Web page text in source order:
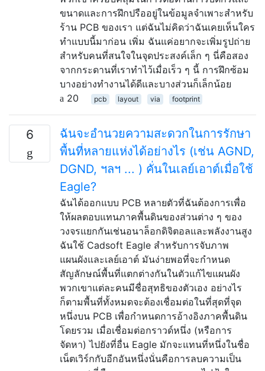
ขนาดและการฝึกปรืออยู่ในข้อมูลจำเพาะสำหรับ
ร้าน PCB ของเรา แต่ฉันไม่คิดว่าฉันเคยเห็นใคร
ทำแบบนี้มาก่อน เพิ่ม ฉันแค่อยากจะเพิ่มรูปถ่าย
สำหรับคนที่สนใจในจุดประสงค์เล็ก ๆ นี่คือสอง
จากกระดานที่เราทำไว้เมื่อเร็ว ๆ นี้ การฝึกซ้อม
บางอย่างทำงานได้ดีและบางส่วนก็เล็กน้อย
20
pcb layout via footprint
6
ฉันจะอำนวยความสะดวกในการรักษา
พื้นที่หลายแห่งได้อย่างไร (เช่น AGND,
DGND, ฯลฯ ... ) คั่นในเลย์เอาต์เมื่อใช้
Eagle?
ฉันได้ออกแบบ PCB หลายตัวที่ฉันต้องการเพื่อ
ให้ผลตอบแทนภาคพื้นดินของส่วนต่าง ๆ ของ
วงจรแยกกันเช่นอนาล็อกดิจิตอลและพลังงานสูง
ฉันใช้ Cadsoft Eagle สำหรับการจับภาพ
แผนผังและเลย์เอาต์ มันง่ายพอที่จะกำหนด
สัญลักษณ์พื้นที่แตกต่างกันในตัวแก้ไขแผนผัง
พวกเขาแต่ละคนมีชื่อสุทธิของตัวเอง อย่างไร
ก็ตามพื้นที่ทั้งหมดจะต้องเชื่อมต่อในที่สุดที่จุด
หนึ่งบน PCB เพื่อกำหนดการอ้างอิงภาคพื้นดิน
โดยรวม เมื่อเชื่อมต่อกราวด์หนึ่ง (หรือการ
จัดหา) ไปยังที่อื่น Eagle มักจะแทนที่หนึ่งในชื่อ
เน็ตเวิร์กกับอีกอันหนึ่งนั่นคือการลบความเป็น